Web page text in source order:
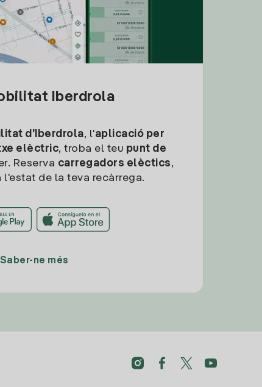
Iberdrola
d'Iberdrola, l'aplicació per
elèctric, troba el teu punt de
Reserva carregadors elèctics,
de la teva recàrrega.
Saber-ne més